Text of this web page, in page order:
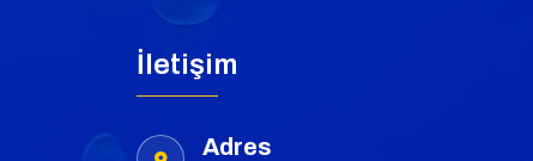
İletişim
Adres